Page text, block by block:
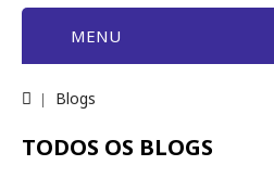
MENU
Blogs
TODOS OS BLOGS